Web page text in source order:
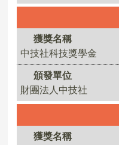
獲獎名稱
中技社科技獎學金
頒發單位
財團法人中技社
獲獎名稱